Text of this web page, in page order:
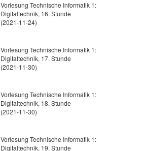
Vorlesung Technische Informatik 1:
Digitaltechnik, 16. Stunde
(2021-11-24)
Vorlesung Technische Informatik 1:
Digitaltechnik, 17. Stunde
(2021-11-30)
Vorlesung Technische Informatik 1:
Digitaltechnik, 18. Stunde
(2021-11-30)
Vorlesung Technische Informatik 1:
Digitaltechnik, 19. Stunde